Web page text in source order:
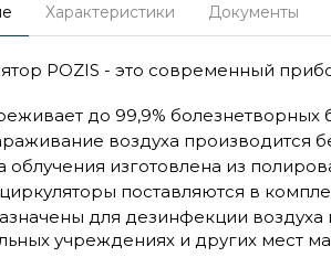
Характеристики Документы
POZIS - это современный
до 99,9% болезнетворных
воздуха производится
облучения изготовлена из
поставляются в
для дезинфекции воздуха
учреждениях и других мест